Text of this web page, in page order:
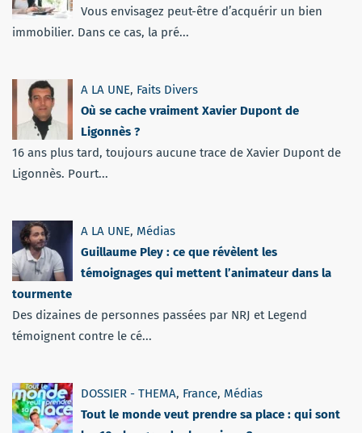
Vous envisagez peut-être d’acquérir un bien
immobilier. Dans ce cas, la pré...
A LA UNE, Faits Divers
Où se cache vraiment Xavier Dupont de
Ligonnès ?
16 ans plus tard, toujours aucune trace de Xavier Dupont de
Ligonnès. Pourt...
A LA UNE, Médias
Guillaume Pley : ce que révèlent les
témoignages qui mettent l’animateur dans la
tourmente
Des dizaines de personnes passées par NRJ et Legend
témoignent contre le cé...
DOSSIER - THEMA, France, Médias
Tout le monde veut prendre sa place : qui sont